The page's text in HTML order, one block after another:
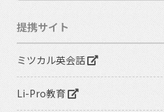
提携サイト
ミツカル英会話
Li-Pro教育